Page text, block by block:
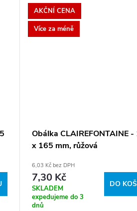
AKČNÍ CENA
Více za méně
Obálka CLAIREFONTAINE -
x 165 mm, růžová
6,03 Kč bez DPH
7,30 Kč
SKLADEM
expedujeme do 3
dnů
DO